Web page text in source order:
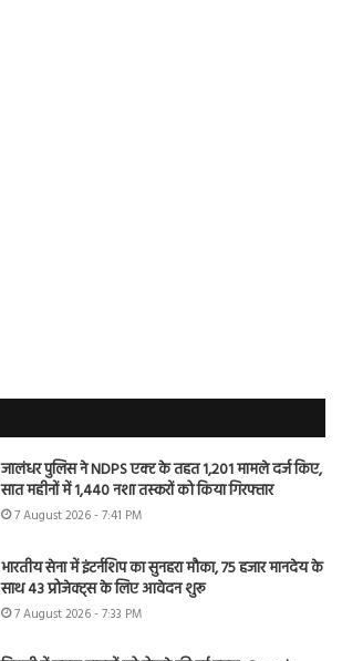
जालंधर पुलिस ने NDPS एक्ट के तहत 1,201 मामले दर्ज किए,
सात महीनों में 1,440 नशा तस्करों को किया गिरफ्तार
7 August 2026 - 7:41 PM
भारतीय सेना में इंटर्नशिप का सुनहरा मौका, 75 हजार मानदेय के
साथ 43 प्रोजेक्ट्स के लिए आवेदन शुरू
7 August 2026 - 7:33 PM